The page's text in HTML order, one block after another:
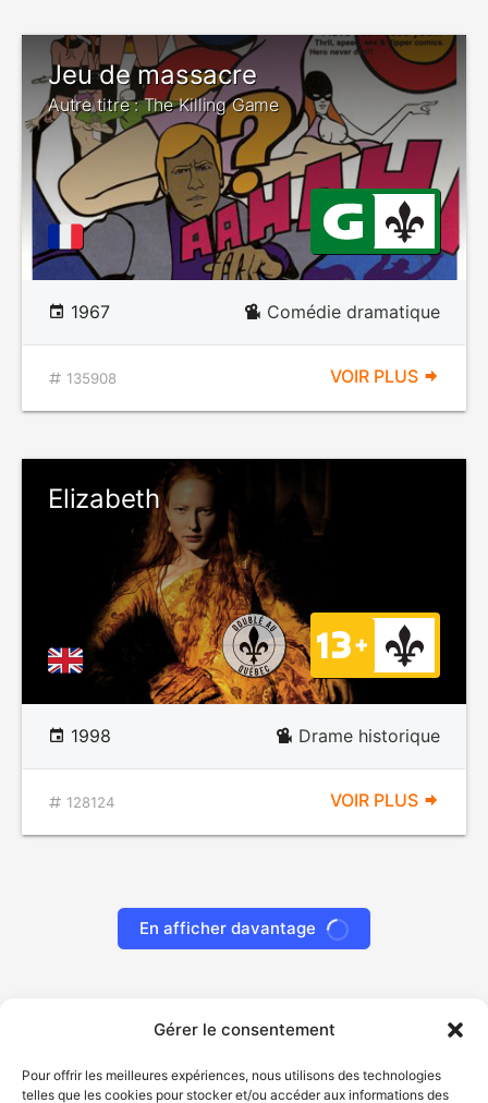
Gérer le consentement
Pour offrir les meilleures expériences, nous utilisons des technologies
telles que les cookies pour stocker et/ou accéder aux informations des
Jeu de massacre
Autre titre : The Killing Game
1967 Comédie dramatique
135908 VOIR PLUS
Elizabeth
1998 Drame historique
128124 VOIR PLUS
En afficher davantage